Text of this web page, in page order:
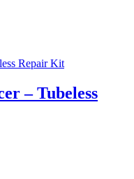
– Tubeless